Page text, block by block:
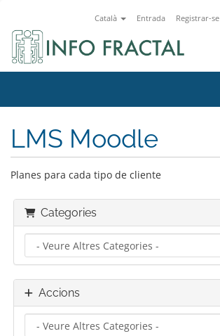
Català Entrada Registrar-se
LMS Moodle
Planes para cada tipo de cliente
Categories
Accions